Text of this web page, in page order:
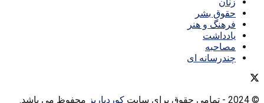
حقوق بشر
فرهنگ و هنر
یادداشت
مصاحبه
چندرسانه ای
© 2024 - تمامی حقوق برای سایت کوردپاریز محفوظ می باشد.